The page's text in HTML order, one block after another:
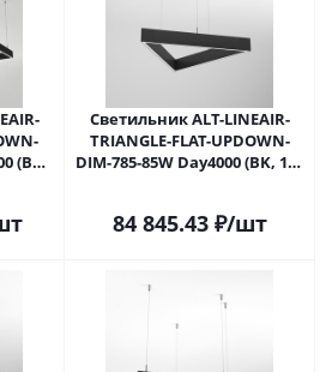
(BK,
Светильник ALT-LINEAIR-
TRIANGLE-FLAT-UPDOWN-
DIM-785-85W Day4000 (BK, 100
84 845.43₽/шт